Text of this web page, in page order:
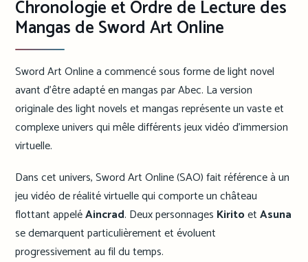
Chronologie et Ordre de Lecture des
Mangas de Sword Art Online
Sword Art Online a commencé sous forme de light novel
avant d’être adapté en mangas par Abec. La version
originale des light novels et mangas représente un vaste et
complexe univers qui mêle différents jeux vidéo d’immersion
virtuelle.
Dans cet univers, Sword Art Online (SAO) fait référence à un
jeu vidéo de réalité virtuelle qui comporte un château
flottant appeléAincrad. Deux personnages KiritoetAsuna
se demarquent particulièrement et évoluent
progressivement au fil du temps.